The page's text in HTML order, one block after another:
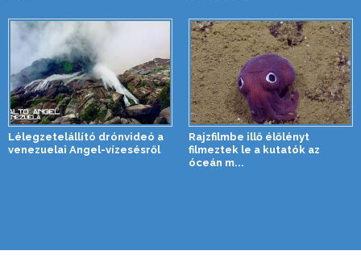
Lélegzetelállító drónvideó a
venezuelai Angel-vízesésről
Rajzfilmbe illő élőlényt
filmeztek le a kutatók az
óceán m...